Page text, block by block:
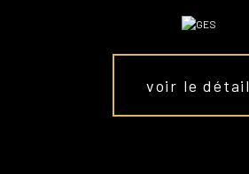
voir le détail